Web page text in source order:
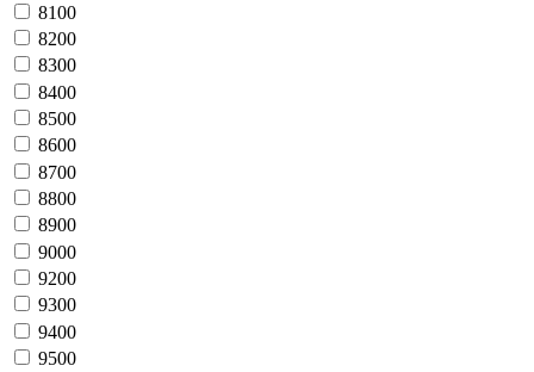
8100
8200
8300
8400
8500
8600
8700
8800
8900
9000
9200
9300
9400
9500